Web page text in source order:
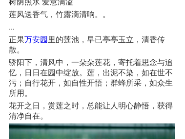
莲风送香气，竹露滴清响。。
...
正果万安园 里的莲池，早已亭亭玉立，清香传
散。
骄阳下，清风中，一朵朵莲花，寄托着思念与追
忆，日日在园中绽放。莲，出泥不染，如在世不
污；自行花开，如自性开悟；群蜂所采，如众生
所用。
花开之日，赏莲之时，总能让人明心静悟，获得
清净自在。